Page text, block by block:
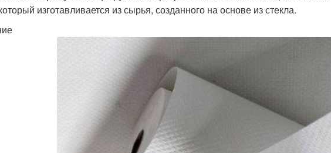
изготавливается из сырья, созданного на основе из стекла.